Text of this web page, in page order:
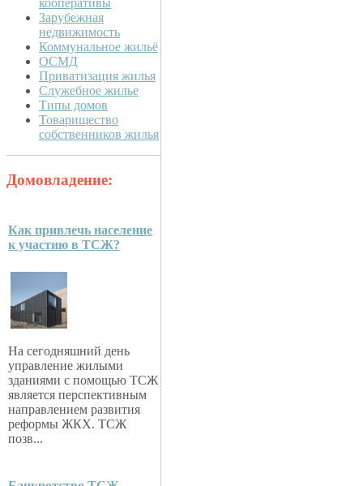
кооперативы
Зарубежная
недвижимость
Коммунальное жильё
ОСМД
Приватизация жилья
Служебное жилье
Типы домов
Товарищество
собственников жилья
Домовладение:
Как привлечь население
к участию в ТСЖ?
На сегодняшний день
управление жилыми
зданиями с помощью ТСЖ
является перспективным
направлением развития
реформы ЖКХ. ТСЖ
позв...